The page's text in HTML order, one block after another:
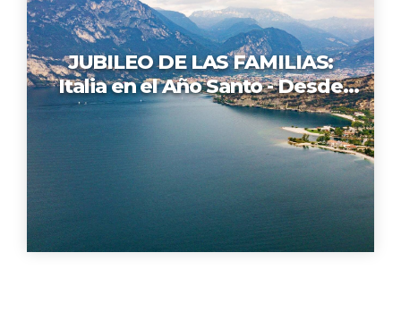
JUBILEO DE LAS FAMILIAS:
Italia en el Año Santo - Desde
Los Angeles